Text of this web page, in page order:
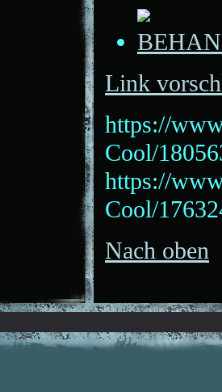
Link
https://
Cool/
https://
Cool/
Nach oben